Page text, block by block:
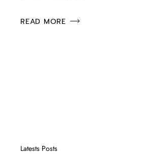
READ MORE
Latests Posts